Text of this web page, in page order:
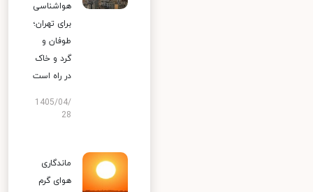
هواشناسی
برای تهران؛
طوفان و
گرد و خاک
در راه است
1405/04/
28
ماندگاری
هوای گرم